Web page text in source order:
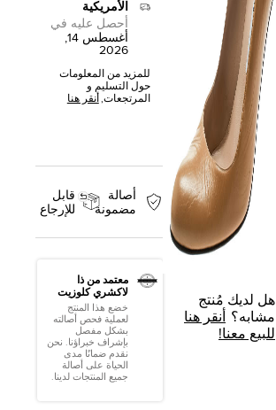
هل لديك مُنتج
مشابه؟
أنقر هنا
للبيع معنا!
الأمريكية
أحصل عليه في
أغسطس 14,
2026
للمزيد من المعلومات
حول التسليم و
المرتجعات, أنقر هنا
أصالة
مضمونة
قابل
للإرجاع
معتمد من ذا
لاكشري كلوزيت
خضع هذا المنتج
لعملية فحص أصالته
بشكل مفصل
بإشراف خبراؤنا. نحن
نقدم ضمانًا مدى
الحياة على أصالة
جميع المنتجات لدينا.